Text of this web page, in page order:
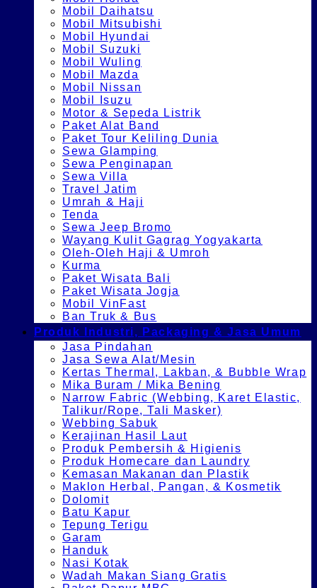
Mobil Daihatsu
Mobil Mitsubishi
Mobil Hyundai
Mobil Suzuki
Mobil Wuling
Mobil Mazda
Mobil Nissan
Mobil Isuzu
Motor & Sepeda Listrik
Paket Alat Band
Paket Tour Keliling Dunia
Sewa Glamping
Sewa Penginapan
Sewa Villa
Travel Jatim
Umrah & Haji
Tenda
Sewa Jeep Bromo
Wayang Kulit Gagrag Yogyakarta
Oleh-Oleh Haji & Umroh
Kurma
Paket Wisata Bali
Paket Wisata Jogja
Mobil VinFast
Ban Truk & Bus
Produk Industri, Packaging & Jasa Umum
Jasa Pindahan
Jasa Sewa Alat/Mesin
Kertas Thermal, Lakban, & Bubble Wrap
Mika Buram / Mika Bening
Narrow Fabric (Webbing, Karet Elastic,
Talikur/Rope, Tali Masker)
Webbing Sabuk
Kerajinan Hasil Laut
Produk Pembersih & Higienis
Produk Homecare dan Laundry
Kemasan Makanan dan Plastik
Maklon Herbal, Pangan, & Kosmetik
Dolomit
Batu Kapur
Tepung Terigu
Garam
Handuk
Nasi Kotak
Wadah Makan Siang Gratis